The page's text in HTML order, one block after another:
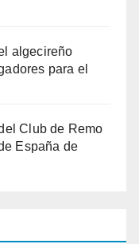
algecireño
para el
Club de Remo
España de